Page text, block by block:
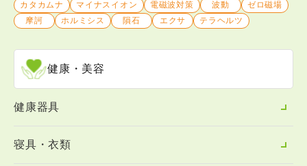
カタカムナ マイナスイオン 電磁波対策 波動
ゼロ磁場
摩訶
ホルミシス 隕石 エクサ テラヘルツ
健康・美容
健康器具
寝具・衣類